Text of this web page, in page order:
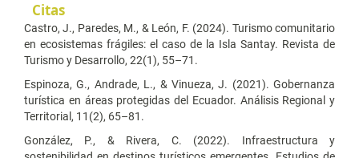
Citas
Castro, J., Paredes, M., & León, F. (2024). Turismo comunitario
en ecosistemas frágiles: el caso de la Isla Santay. Revista de
Turismo y Desarrollo, 22(1), 55–71.
Espinoza, G., Andrade, L., & Vinueza, J. (2021). Gobernanza
turística en áreas protegidas del Ecuador. Análisis Regional y
Territorial, 11(2), 65–81.
González, P., & Rivera, C. (2022). Infraestructura y